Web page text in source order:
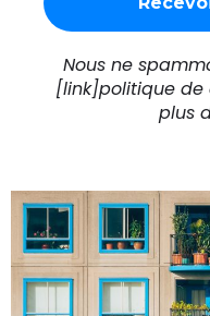
Nous ne
[link]politique
plus